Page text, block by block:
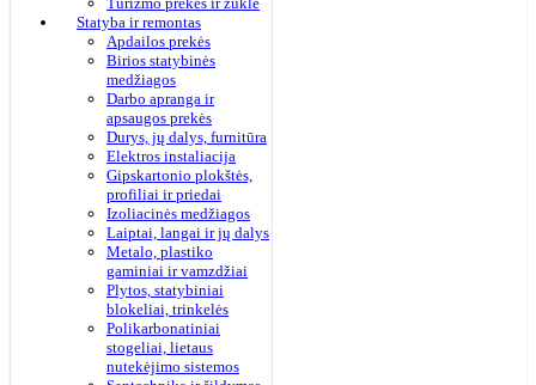
Statyba ir remontas
Apdailos prekės
Birios statybinės
medžiagos
Darbo apranga ir
apsaugos prekės
Durys, jų dalys, furnitūra
Elektros instaliacija
Gipskartonio plokštės,
profiliai ir priedai
Izoliacinės medžiagos
Laiptai, langai ir jų dalys
Metalo, plastiko
gaminiai ir vamzdžiai
Plytos, statybiniai
blokeliai, trinkelės
Polikarbonatiniai
stogeliai, lietaus
nutekėjimo sistemos